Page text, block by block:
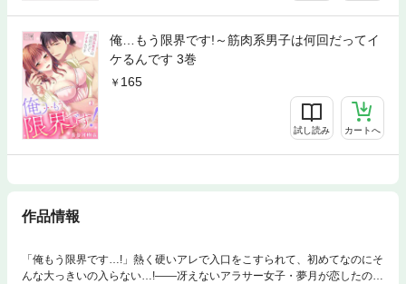
俺…もう限界です!～筋肉系男子は何回だってイ
ケるんです 3巻
165
試し読み カートへ
作品情報
「俺もう限界です…!」熱く硬いアレで入口をこすられて、初めてなのにそ
んな大っきいの入らない…!――冴えないアラサー女子・夢月が恋したの